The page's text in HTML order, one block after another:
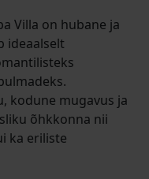
Villa on hubane ja
ideaalselt
kodune mugavus ja
õhkkonna nii
ka eriliste